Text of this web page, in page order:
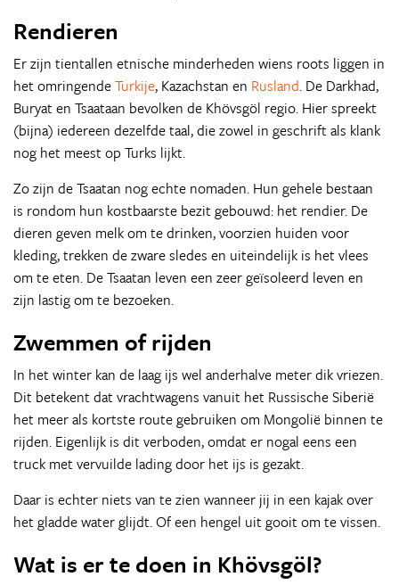
Rendieren
Er zijn tientallen etnische minderheden wiens roots liggen in
het omringendeTurkije, Kazachstan en Rusland. De Darkhad,
Buryat en Tsaataan bevolken de Khövsgöl regio. Hier spreekt
(bijna) iedereen dezelfde taal, die zowel in geschrift als klank
nog het meest op Turks lijkt.
Zo zijn de Tsaatan nog echte nomaden. Hun gehele bestaan
is rondom hun kostbaarste bezit gebouwd: het rendier. De
dieren geven melk om te drinken, voorzien huiden voor
kleding, trekken de zware sledes en uiteindelijk is het vlees
om te eten. De Tsaatan leven een zeer geïsoleerd leven en
zijn lastig om te bezoeken.
Zwemmen of rijden
In het winter kan de laag ijs wel anderhalve meter dik vriezen.
Dit betekent dat vrachtwagens vanuit het Russische Siberië
het meer als kortste route gebruiken om Mongolië binnen te
rijden. Eigenlijk is dit verboden, omdat er nogal eens een
truck met vervuilde lading door het ijs is gezakt.
Daar is echter niets van te zien wanneer jij in een kajak over
het gladde water glijdt. Of een hengel uit gooit om te vissen.
Wat is er te doen in Khövsgöl?